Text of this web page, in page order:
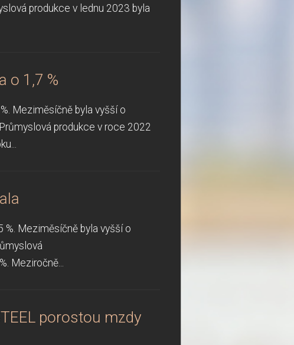
produkce v lednu 2023 byla
o 1,7 %
Meziměsíčně byla vyšší o
produkce v roce 2022
%. Meziměsíčně byla vyšší o
Meziročně...
porostou mzdy